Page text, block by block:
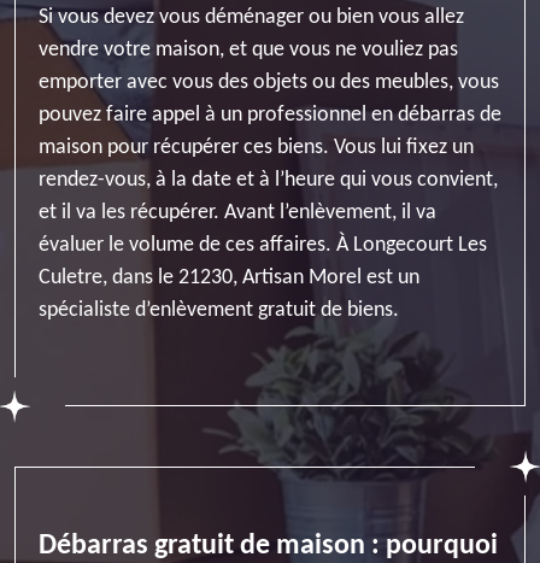
Si vous devez vous déménager ou bien vous allez
vendre votre maison, et que vous ne vouliez pas
emporter avec vous des objets ou des meubles, vous
pouvez faire appel à un professionnel en débarras de
maison pour récupérer ces biens. Vous lui fixez un
rendez-vous, à la date et à l’heure qui vous convient,
et il va les récupérer. Avant l’enlèvement, il va
évaluer le volume de ces affaires. À Longecourt Les
Culetre, dans le 21230, Artisan Morel est un
spécialiste d’enlèvement gratuit de biens.
Débarras gratuit de maison : pourquoi